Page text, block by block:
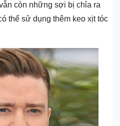
còn những sợi bị chỉa ra
thể sử dụng thêm keo xịt tóc